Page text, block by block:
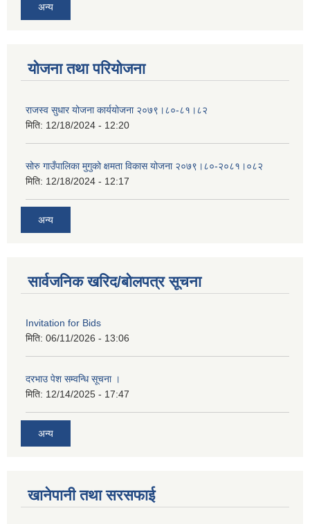
अन्य
योजना तथा परियोजना
राजस्व सुधार योजना कार्ययोजना २०७९।८०-८१।८२
मिति: 12/18/2024 - 12:20
सोरु गाउँपालिका मुगुको क्षमता विकास योजना २०७९।८०-२०८१।०८२
मिति: 12/18/2024 - 12:17
अन्य
सार्वजनिक खरिद/बोलपत्र सूचना
Invitation for Bids
मिति: 06/11/2026 - 13:06
दरभाउ पेश सम्वन्धि सूचना ।
मिति: 12/14/2025 - 17:47
अन्य
खानेपानी तथा सरसफाई